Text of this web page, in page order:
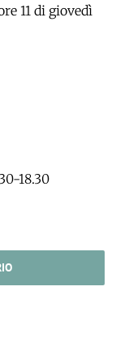
11 di giovedì
18.30